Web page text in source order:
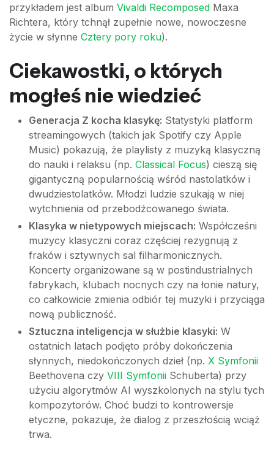
przykładem jest album Vivaldi Recomposed Maxa
Richtera, który tchnął zupełnie nowe, nowoczesne
życie w słynne Cztery pory roku).
Ciekawostki, o których
mogłeś nie wiedzieć
Generacja Z kocha klasykę: Statystyki platform
streamingowych (takich jak Spotify czy Apple
Music) pokazują, że playlisty z muzyką klasyczną
do nauki i relaksu (np. Classical Focus) cieszą się
gigantyczną popularnością wśród nastolatków i
dwudziestolatków. Młodzi ludzie szukają w niej
wytchnienia od przebodźcowanego świata.
Klasyka w nietypowych miejscach: Współcześni
muzycy klasyczni coraz częściej rezygnują z
fraków i sztywnych sal filharmonicznych.
Koncerty organizowane są w postindustrialnych
fabrykach, klubach nocnych czy na łonie natury,
co całkowicie zmienia odbiór tej muzyki i przyciąga
nową publiczność.
Sztuczna inteligencja w służbie klasyki: W
ostatnich latach podjęto próby dokończenia
słynnych, niedokończonych dzieł (np. X Symfonii
Beethovena czy VIII Symfonii Schuberta) przy
użyciu algorytmów AI wyszkolonych na stylu tych
kompozytorów. Choć budzi to kontrowersje
etyczne, pokazuje, że dialog z przeszłością wciąż
trwa.